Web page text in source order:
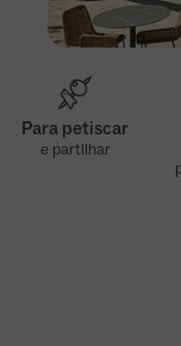
Para petiscar
e partilhar